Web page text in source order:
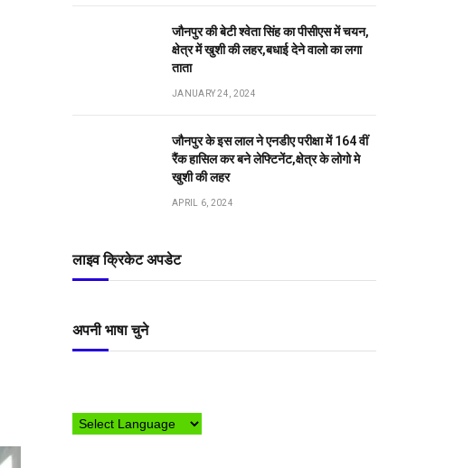
जौनपुर की बेटी श्वेता सिंह का पीसीएस में चयन,
क्षेत्र में खुशी की लहर,बधाई देने वालो का लगा
ताता
JANUARY 24, 2024
जौनपुर के इस लाल ने एनडीए परीक्षा में 164 वीं
रैंक हासिल कर बने लेफ्टिनेंट,क्षेत्र के लोगो मे
खुशी की लहर
APRIL 6, 2024
लाइव क्रिकेट अपडेट
अपनी भाषा चुने